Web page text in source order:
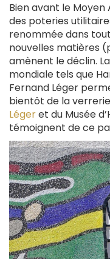
Bien avant le Moyen
des poteries
renommée dans
nouvelles matières
amènent le déclin.
mondiale tels que
Fernand Léger
bientôt de la
Légeret du Musée
témoignent de ce